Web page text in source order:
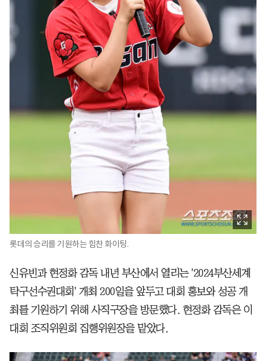
롯데의 승리를 기원하는 힘찬 화이팅.
신유빈과 현정화 감독 내년 부산에서 열리는 '2024부산세계
탁구선수권대회' 개최 200일을 앞두고 대회 홍보와 성공 개
최를 기원하기 위해 사직구장을 방문했다. 현정화 감독은 이
대회 조직위원회 집행위원장을 맡았다.